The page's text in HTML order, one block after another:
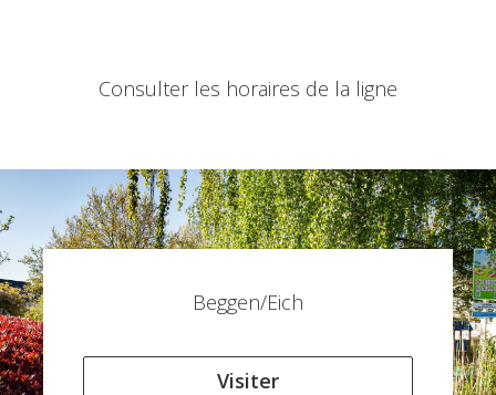
Consulter les horaires de la ligne
Beggen/Eich
Visiter